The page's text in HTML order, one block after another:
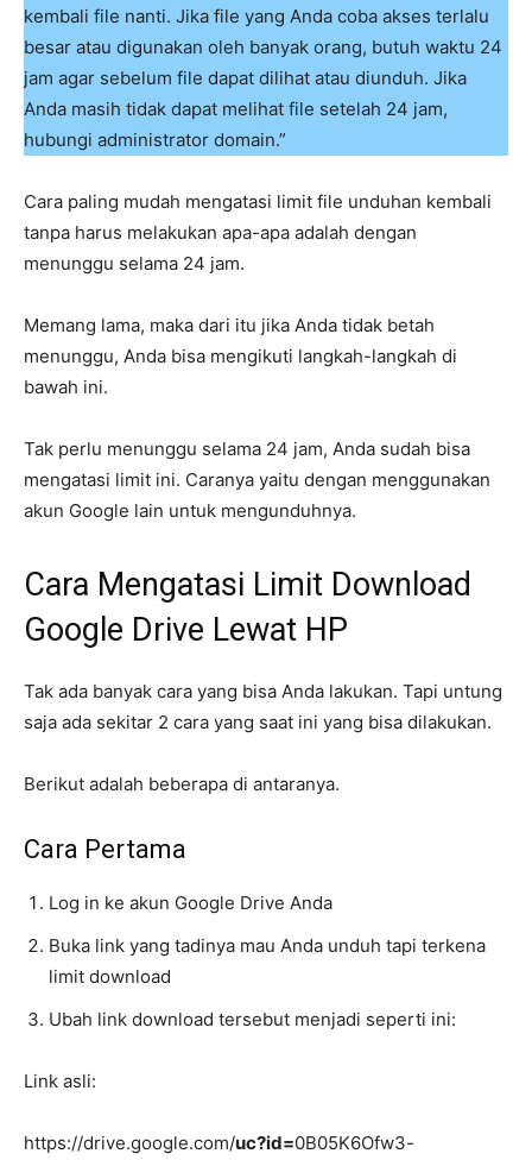
kembali file nanti. Jika file yang Anda coba akses terlalu
besar atau digunakan oleh banyak orang, butuh waktu 24
jam agar sebelum file dapat dilihat atau diunduh. Jika
Anda masih tidak dapat melihat file setelah 24 jam,
hubungi administrator domain.”
Cara paling mudah mengatasi limit file unduhan kembali
tanpa harus melakukan apa-apa adalah dengan
menunggu selama 24 jam.
Memang lama, maka dari itu jika Anda tidak betah
menunggu, Anda bisa mengikuti langkah-langkah di
bawah ini.
Tak perlu menunggu selama 24 jam, Anda sudah bisa
mengatasi limit ini. Caranya yaitu dengan menggunakan
akun Google lain untuk mengunduhnya.
Cara Mengatasi Limit Download
Google Drive Lewat HP
Tak ada banyak cara yang bisa Anda lakukan. Tapi untung
saja ada sekitar 2 cara yang saat ini yang bisa dilakukan.
Berikut adalah beberapa di antaranya.
Cara Pertama
Log in ke akun Google Drive Anda
Buka link yang tadinya mau Anda unduh tapi terkena
limit download
Ubah link download tersebut menjadi seperti ini:
Link asli:
https://drive.google.com/uc?id=0B05K6Ofw3-